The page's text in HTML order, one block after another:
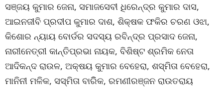
ସଞ୍ଜୟ କୁମାର ଜେନା, ସମାଜସେବୀ ଧିରେନ୍ଦ୍ର କୁମାର ଦାସ,
ଆଇନଜୀବି ପ୍ରଦୀପ କୁମାର ଦାଶ, ଶିକ୍ଷକ ଫକିର ଚରଣ ଓଝା,
କିଶୋର ନ୍ୟାୟ ବୋର୍ଡର ସଦସ୍ୟ ରବିନ୍ଦ୍ର ପ୍ରସାଦ ଜେନା,
ନାରୀନେତ୍ରୀ କାନ୍ତିପ୍ରଭା ନାୟକ, ବିଶିଷ୍ଟ ଶ୍ରମିକ ନେତା
ଆଦିକନ୍ଦ ରାଉଳ, ଅକ୍ଷୟ କୁମାର ବେହେରା, ଶସ୍ମିତା ବେହେରା,
ମାନିନୀ ମଳିକ, ସସ୍ମିତା ବାରିିକ, ରମଣୀରଞ୍ଜନ ରାଉତରାୟ